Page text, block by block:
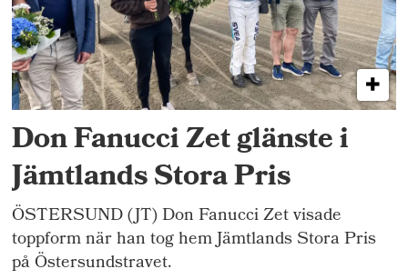
Don Fanucci Zet glänste i
Jämtlands Stora Pris
ÖSTERSUND (JT) Don Fanucci Zet visade
toppform när han tog hem Jämtlands Stora Pris
på Östersundstravet.